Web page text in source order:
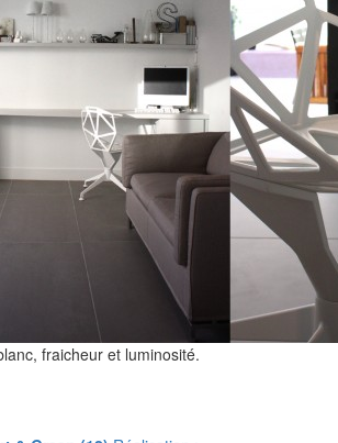
fraicheur et luminosité.